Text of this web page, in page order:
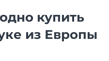
купить
из Европы